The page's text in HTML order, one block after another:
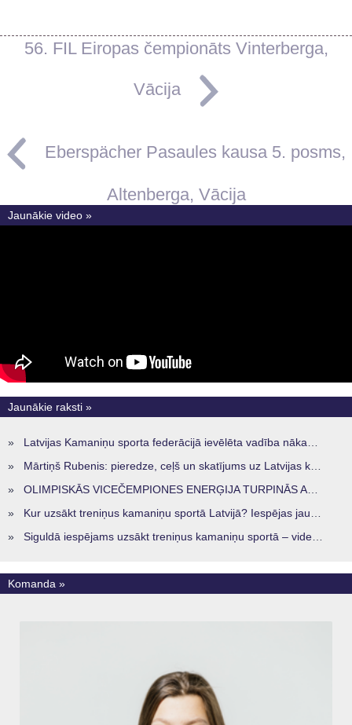
56. FIL Eiropas čempionāts Vinterberga,
Vācija
Eberspächer Pasaules kausa 5. posms,
Altenberga, Vācija
Jaunākie video »
Jaunākie raksti »
» Latvijas Kamaniņu sporta federācijā ievēlēta vadība nākamajam četru gadu termiņam
» Mārtiņš Rubenis: pieredze, ceļš un skatījums uz Latvijas kamaniņu sportu
» OLIMPISKĀS VICEČEMPIONES ENERĢIJA TURPINĀS ARĪ STARPSEZONĀ
» Kur uzsākt treniņus kamaniņu sportā Latvijā? Iespējas jaunajiem sportistiem visos reģionos
» Siguldā iespējams uzsākt treniņus kamaniņu sportā – vide, kur veidojas nākamā sportistu paaudze
Komanda »